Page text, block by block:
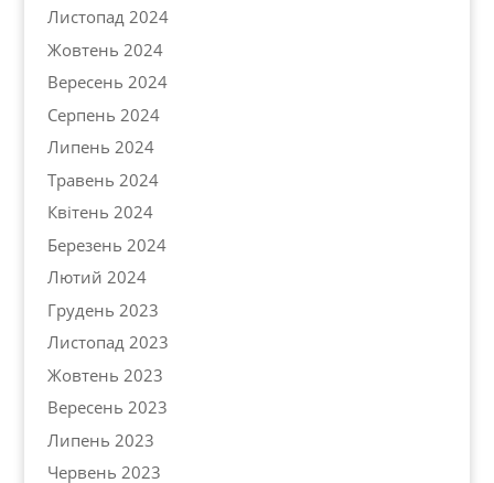
Листопад 2024
Жовтень 2024
Вересень 2024
Серпень 2024
Липень 2024
Травень 2024
Квітень 2024
Березень 2024
Лютий 2024
Грудень 2023
Листопад 2023
Жовтень 2023
Вересень 2023
Липень 2023
Червень 2023